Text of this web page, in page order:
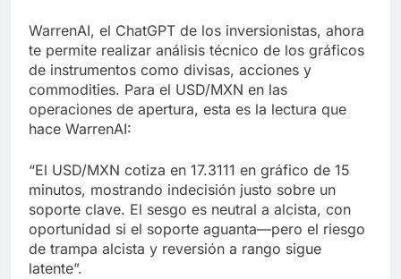
WarrenAI, el ChatGPT de los inversionistas, ahora
te permite realizar análisis técnico de los gráficos
de instrumentos como divisas, acciones y
commodities. Para el USD/MXN en las
operaciones de apertura, esta es la lectura que
hace WarrenAI:
“El USD/MXN cotiza en 17.3111 en gráfico de 15
minutos, mostrando indecisión justo sobre un
soporte clave. El sesgo es neutral a alcista, con
oportunidad si el soporte aguanta—pero el riesgo
de trampa alcista y reversión a rango sigue
latente”.